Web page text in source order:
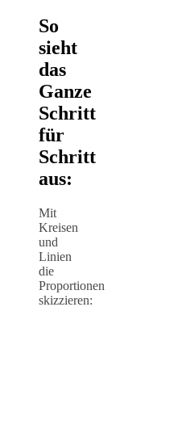
So
sieht
das
Ganze
Schritt
für
Schritt
aus:
Mit
Kreisen
und
Linien
die
Proportionen
skizzieren: